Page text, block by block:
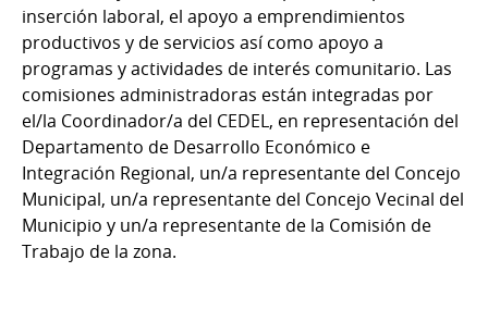
inserción laboral, el apoyo a emprendimientos
productivos y de servicios así como apoyo a
programas y actividades de interés comunitario. Las
comisiones administradoras están integradas por
el/la Coordinador/a del CEDEL, en representación del
Departamento de Desarrollo Económico e
Integración Regional, un/a representante del Concejo
Municipal, un/a representante del Concejo Vecinal del
Municipio y un/a representante de la Comisión de
Trabajo de la zona.